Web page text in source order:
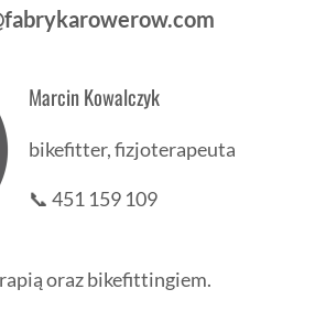
Marcin Kowalczyk
bikefitter, fizjoterapeuta
📞 451 159 109
oraz bikefittingiem.